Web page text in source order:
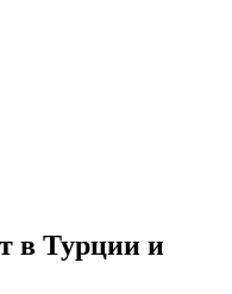
в Турции и